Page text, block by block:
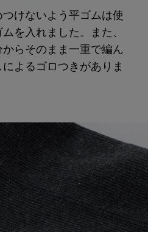
けないよう平ゴムは使
を入れました。また、
らそのまま一重で編ん
よるゴロつきがありま